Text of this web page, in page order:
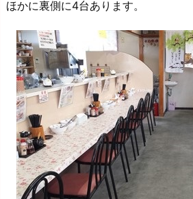
ほかに裏側に4台あります。